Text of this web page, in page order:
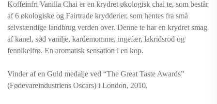
Koffeinfri Vanilla Chai er en krydret økologisk chai te, som består
af 6 økologiske og Fairtrade krydderier, som hentes fra små
selvstændige landbrug verden over. Denne te har en krydret smag
af kanel, sød vanilje, kardemomme, ingefær, lakridsrod og
fennikelfrø. En aromatisk sensation i en kop.
Vinder af en Guld medalje ved “The Great Taste Awards”
(Fødevareindustriens Oscars) i London, 2010.